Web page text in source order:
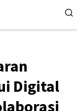
Digital